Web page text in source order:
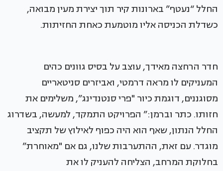
החלל “נעטף” בארונות קיר תוך יצירת מעין מבואה,
כשדלת הכניסה אליו מוטמעת כאחת החזיתות.
חדר הרחצה מאידך, עוצב על בסיס גוונים כהים
המעניקים לו מראה דרמטי, ואביזרים סניטאריים
מסוגננים, דוגמת כיור "פרי סנטנדינג”, משלימים את
חזותו. כתר וברמן:” הפרויקט התמקד, למעשה, בשדרוג
החלל הנתון, שאף הוא היה כפוף לאילוץ של תקציב
מוגדר. עם זאת, ההתערבות שלנו, גם אם "מאוחרת”
בחלוקת המרחב, הצליחה להעניק לו את